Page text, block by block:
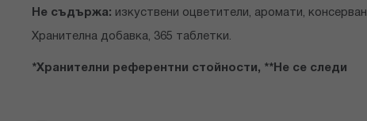
Не съдържа: изкуствени оцветители, аромати,
Хранителна добавка, 365 таблетки.
*Хранителни референтни стойности, **Не се следи